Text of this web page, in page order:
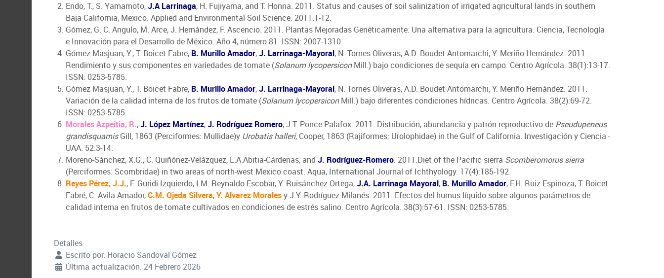
Endo, T., S. Yamamoto,J.A Larrinaga, H. Fujiyama, and T. Honna. 2011. Status and causes of soil salinization of irrigated agricultural lands in southern
Baja California, Mexico. Applied and Environmental Soil Science. 2011:1-12.
Gómez, G. C. Angulo, M. Arce, J. Hernández, F. Ascencio. 2011. Plantas Mejoradas Genéticamente: Una alternativa para la agricultura. Ciencia, Tecnología
e Innovación para el Desarrollo de México. Año 4, número 81. ISSN: 2007-1310
Gómez Masjuan, Y., T. Boicet Fabre, B. Murillo Amador,J. Larrinaga-Mayoral, N. Tornes Oliveras, A.D. Boudet Antomarchi, Y. Meriño Hernández. 2011.
Rendimiento y sus componentes en variedades de tomate (Solanum lycopersiconMill.) bajo condiciones de sequía en campo. Centro Agrícola. 38(1):13-17.
ISSN: 0253-5785.
Gómez Masjuan, Y., T. Boicet Fabre, B. Murillo Amador,J. Larrinaga-Mayoral, N. Tornes Oliveras, A.D. Boudet Antomarchi, Y. Meriño Hernández. 2011.
Variación de la calidad interna de los frutos de tomate (Solanum lycopersiconMill.) bajo diferentes condiciones hídricas. Centro Agrícola. 38(2):69-72.
ISSN: 0253-5785.
Morales Azpeitia, R.,J. López Martínez,J. Rodríguez Romero, J.T. Ponce Palafox. 2011. Distribución, abundancia y patrón reproductivo de Pseudupeneus
grandisquamisGill, 1863 (Perciformes: Mullidae)y Urobatis halleri, Cooper, 1863 (Rajiformes: Urolophidae) in the Gulf of California. Investigación y Ciencia -
UAA. 52:3-14.
Moreno-Sánchez, X.G., C. Quiñónez-Velázquez, L.A.Abitia-Cárdenas, and J. Rodríguez-Romero. 2011.Diet of the Pacific sierra Scomberomorus sierra
(Perciformes: Scombridae) in two areas of north-west Mexico coast. Aqua, International Journal of Ichthyology. 17(4):185-192.
Reyes Pérez, J.J., F. Guridi Izquierdo, I.M. Reynaldo Escobar, Y. Ruisánchez Ortega,J.A. Larrinaga Mayoral, B. Murillo Amador, F.H. Ruiz Espinoza, T. Boicet
Fabré, C. Avila Amador,C.M. Ojeda Silvera,Y. Alvarez Moralesy J.Y. Rodríguez Milanés. 2011. Efectos del humus líquido sobre algunos parámetros de
calidad interna en frutos de tomate cultivados en condiciones de estrés salino. Centro Agrícola. 38(3):57-61. ISSN: 0253-5785.
Detalles
Escrito por: Horacio Sandoval Gómez
Última actualización: 24 Febrero 2026